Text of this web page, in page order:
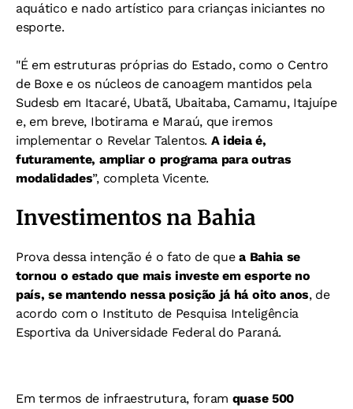
aquático e nado artístico para crianças iniciantes no
esporte.
"É em estruturas próprias do Estado, como o Centro
de Boxe e os núcleos de canoagem mantidos pela
Sudesb em Itacaré, Ubatã, Ubaitaba, Camamu, Itajuípe
e, em breve, Ibotirama e Maraú, que iremos
implementar o Revelar Talentos. A ideia é,
futuramente, ampliar o programa para outras
modalidades”, completa Vicente.
Investimentos na Bahia
Prova dessa intenção é o fato de quea Bahia se
tornou o estado que mais investe em esporte no
país, se mantendo nessa posição já há oito anos, de
acordo com o Instituto de Pesquisa Inteligência
Esportiva da Universidade Federal do Paraná.
Em termos de infraestrutura, foram quase 500